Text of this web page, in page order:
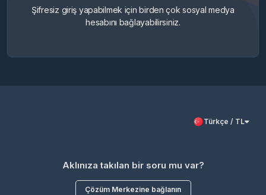
Şifresiz giriş yapabilmek için birden çok sosyal medya
hesabını bağlayabilirsiniz.
Türkçe / TL
Aklınıza takılan bir soru mu var?
Çözüm Merkezine bağlanın